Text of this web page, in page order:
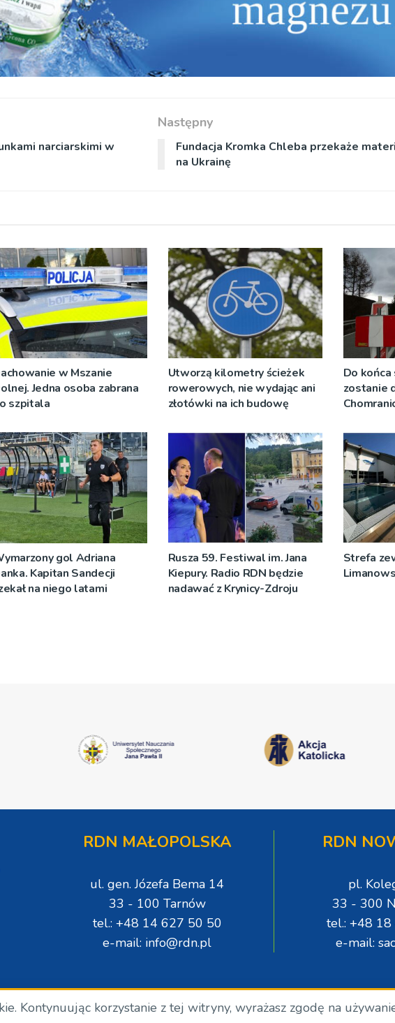
narciarskimi w
Następny
Fundacja Kromka Chleba przekaże
na Ukrainę
w Mszanie
Jedna osoba zabrana
szpitala
Utworzą kilometry ścieżek
rowerowych, nie wydając ani
złotówki na ich budowę
Do
zostanie
gol Adriana
Kapitan Sandecji
na niego latami
Rusza 59. Festiwal im. Jana
Kiepury. Radio RDN będzie
nadawać z Krynicy-Zdroju
Strefa
RDN MAŁOPOLSKA
ul. gen. Józefa Bema 14
33 - 100 Tarnów
tel.: +48 14 627 50 50
e-mail: info@rdn.pl
RDN
pl.
33 - 300
tel.: +48
e-mail:
RDN. 2024.
Kontynuując korzystanie z tej witryny, wyrażasz zgodę na